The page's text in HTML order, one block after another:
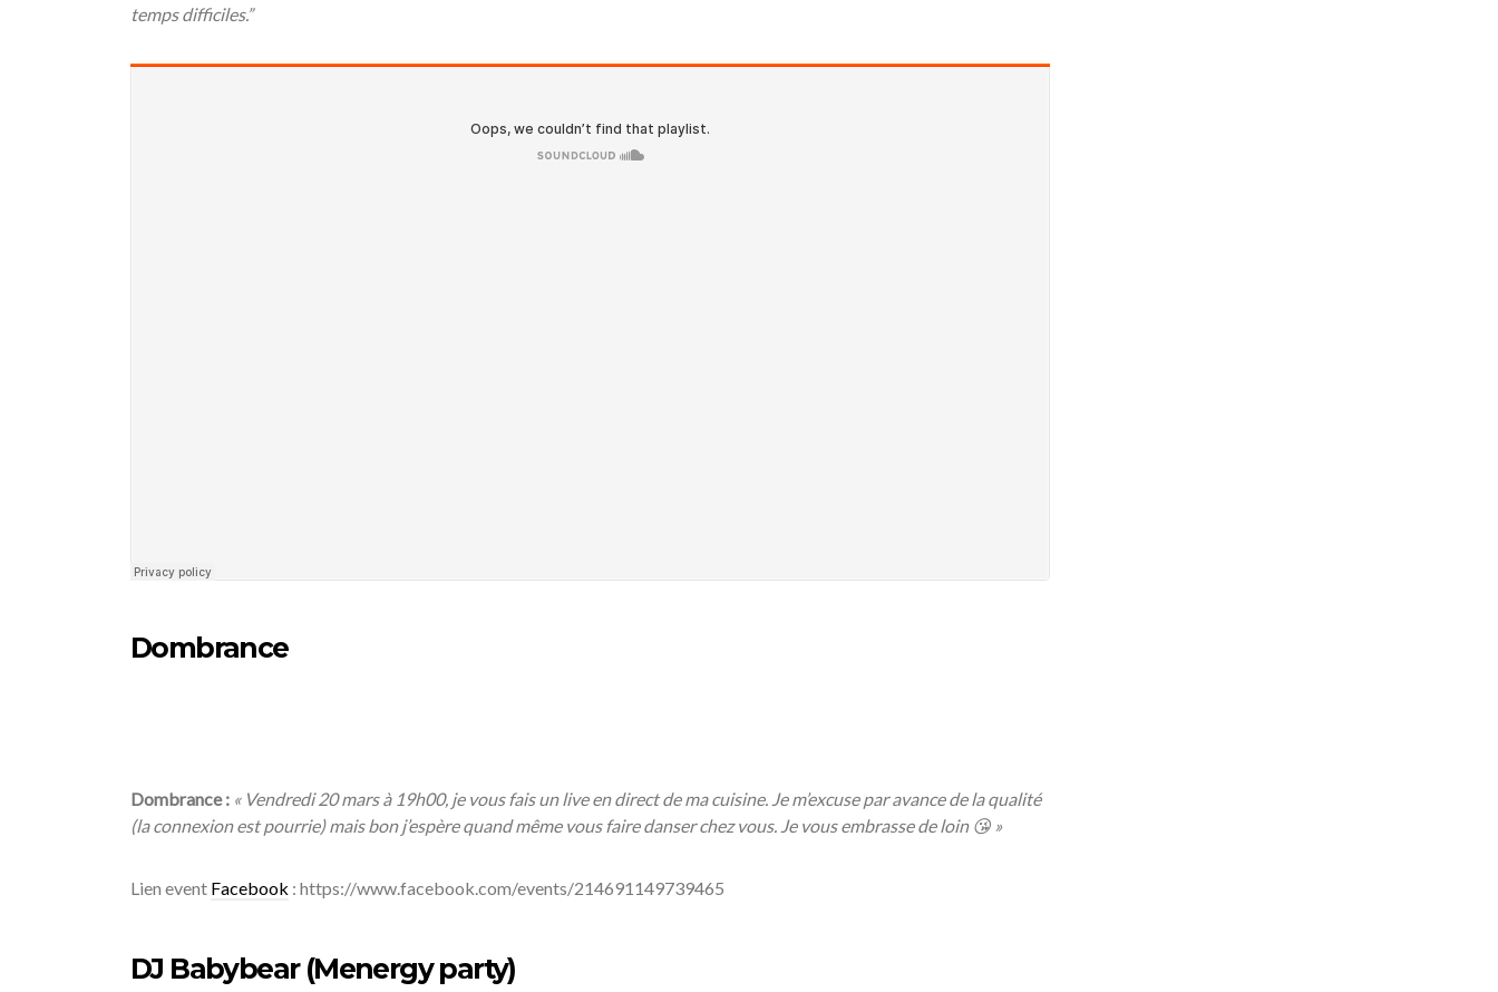
temps difficiles.”
Dombrance
Dombrance : « Vendredi 20 mars à 19h00, je vous fais un live en direct de ma cuisine. Je m’excuse par avance de la qualité
(la connexion est pourrie) mais bon j’espère quand même vous faire danser chez vous. Je vous embrasse de loin 😘 »
Lien event Facebook : https://www.facebook.com/events/214691149739465
DJ Babybear (Menergy party)